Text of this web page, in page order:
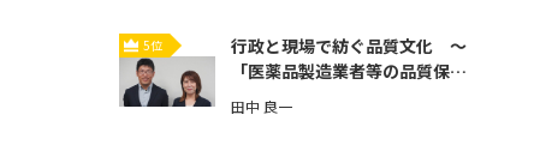
5位
行政と現場で紡ぐ品質文化 ～
「医薬品製造業者等の品質保証
体制強化」とその先へ～【第3
回】
田中 良一